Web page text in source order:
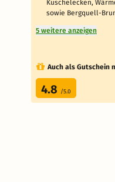
Kuschelecken,
sowie Bergquell-
5 weitere anzeigen
Auch als Gutschein
4.8 /5.0